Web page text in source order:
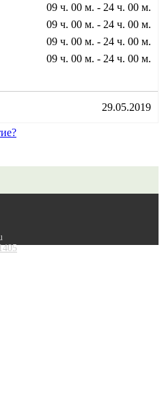
09 ч. 00 м. - 24 ч. 00 м.
09 ч. 00 м. - 24 ч. 00 м.
09 ч. 00 м. - 24 ч. 00 м.
09 ч. 00 м. - 24 ч. 00 м.
29.05.2019